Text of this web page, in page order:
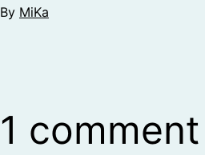
By MiKa
1 comment